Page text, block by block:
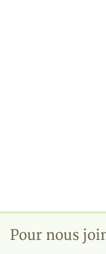
Pour nous